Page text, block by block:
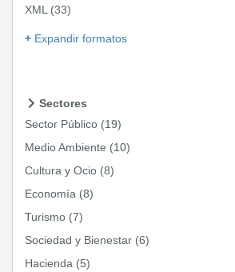
XML (33)
Expandir formatos
Sectores
Sector Público (19)
Medio Ambiente (10)
Cultura y Ocio (8)
Economía (8)
Turismo (7)
Sociedad y Bienestar (6)
Hacienda (5)